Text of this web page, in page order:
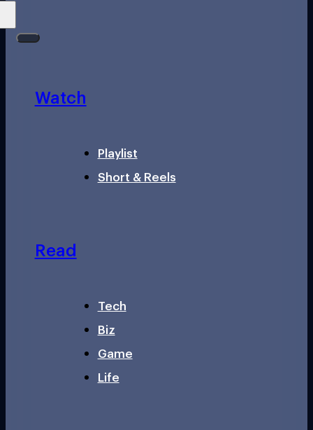
Watch
Playlist
Short & Reels
Read
Tech
Biz
Game
Life